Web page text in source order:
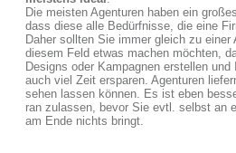
Die meisten Agenturen haben ein
dass diese alle Bedürfnisse, die eine
Daher sollten Sie immer gleich zu einer
diesem Feld etwas machen möchten,
Designs oder Kampagnen erstellen
auch viel Zeit ersparen. Agenturen
sehen lassen können. Es ist eben
ran zulassen, bevor Sie evtl. selbst an
am Ende nichts bringt.